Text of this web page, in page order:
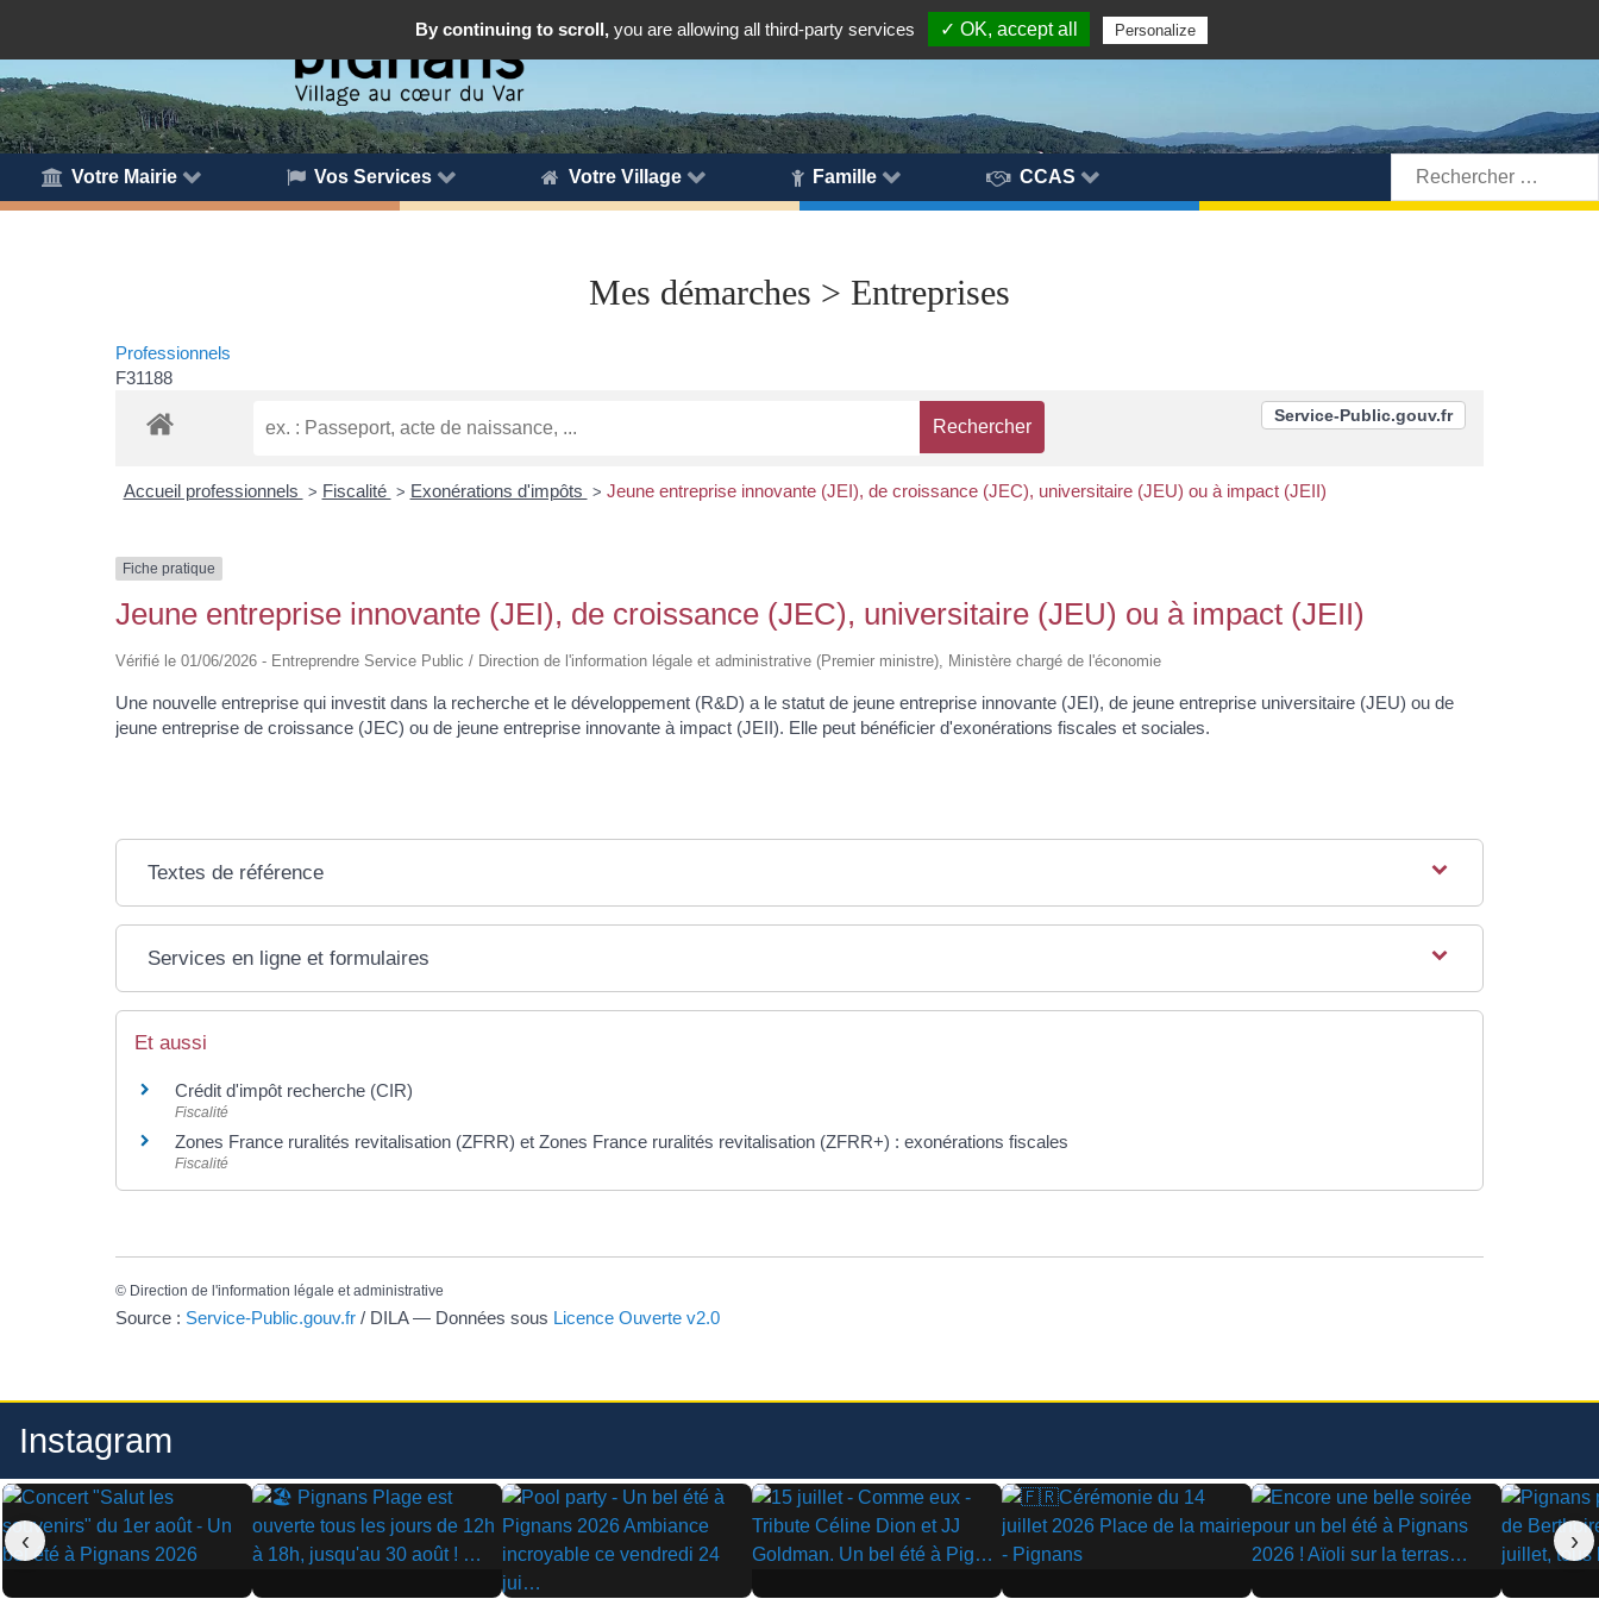
Votre Mairie Vos Services Votre Village Famille CCAS
Rechercher:
Mes démarches > Entreprises
Professionnels
F31188
Service-Public.gouv.fr
Accueil professionnels > Fiscalité > Exonérations d'impôts > Jeune entreprise innovante (JEI), de croissance (JEC), universitaire (JEU) ou à impact (JEII)
Fiche pratique
Jeune entreprise innovante (JEI), de croissance (JEC), universitaire (JEU) ou à impact (JEII)
Vérifié le 01/06/2026 - Entreprendre Service Public / Direction de l'information légale et administrative (Premier ministre), Ministère chargé de l'économie
Une nouvelle entreprise qui investit dans la recherche et le développement (R&D) a le statut de jeune entreprise innovante (JEI), de jeune entreprise universitaire (JEU) ou de
jeune entreprise de croissance (JEC) ou de jeune entreprise innovante à impact (JEII). Elle peut bénéficier d'exonérations fiscales et sociales.
Textes de référence
Services en ligne et formulaires
Et aussi
Crédit d'impôt recherche (CIR)
Fiscalité
Zones France ruralités revitalisation (ZFRR) et Zones France ruralités revitalisation (ZFRR+) : exonérations fiscales
Fiscalité
© Direction de l'information légale et administrative
Source : Service-Public.gouv.fr / DILA — Données sous Licence Ouverte v2.0
Instagram
▶ ▶ ▶ ▶ ▶ ▶
‹ ›
By continuing to scroll, you are allowing all third-party services ✓ OK, accept all Personalize